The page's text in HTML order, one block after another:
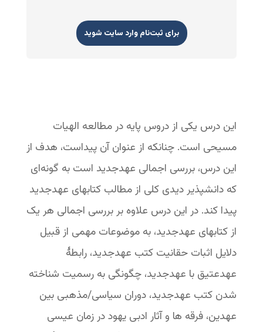
برای ثبت‌نام وارد سایت شوید
این درس یکی از دروس پایه در مطالعه الهیات
مسیحی است. چنانکه از عنوان آن پیداست، هدف از
این درس، بررسی اجمالی عهد‌جدید است به گونه‌ای
که دانشپذیر دیدی کلی از مطالب کتابهای عهد‌جدید
پیدا کند. در این درس علاوه بر بررسی اجمالی هر یک
از کتابهای عهد‌جدید، به موضوعات مهمی از قبیل
دلایل اثبات حقانیت کتب عهدجدید، رابطۀ
عهد‌عتیق با عهد‌جدید، چگونگی به رسمیت شناخته
شدن کتب عهد‌جدید، دوران سیاسی/مذهبی بین
عهدین، فرقه ها و آثار ادبی یهود در زمان عیسی